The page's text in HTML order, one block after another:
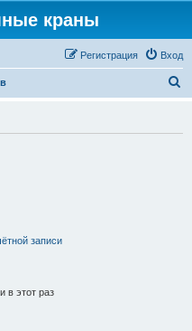
краны
Вход
Регистрация
записи
в этот раз